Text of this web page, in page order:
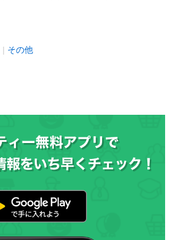
その他